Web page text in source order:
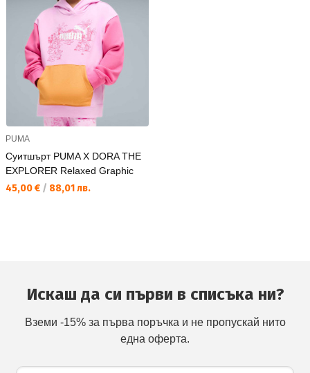
PUMA
Суитшърт PUMA X DORA THE
EXPLORER Relaxed Graphic
Текуща цена:
45,00 € / 88,01 лв.
Искаш да си първи в списъка ни?
Вземи -15% за първа поръчка и не пропускай нито
една оферта.